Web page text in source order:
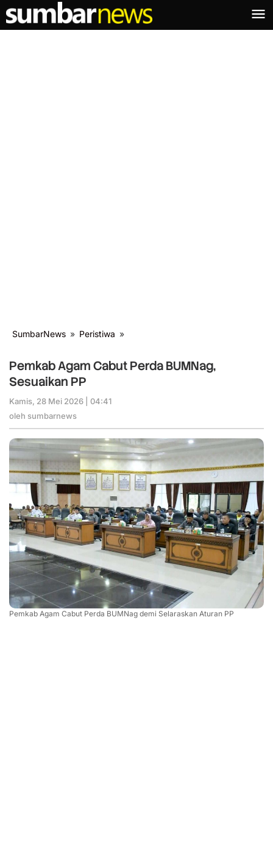
Lewati
ke
konten
SumbarNews » Peristiwa »
Cabut
Perda
Pemkab Agam Cabut Perda BUMNag,
Sesuaikan PP
Kamis, 28 Mei 2026 | 04:41
oleh sumbarnews
Pemkab Agam Cabut Perda BUMNag demi Selaraskan Aturan PP